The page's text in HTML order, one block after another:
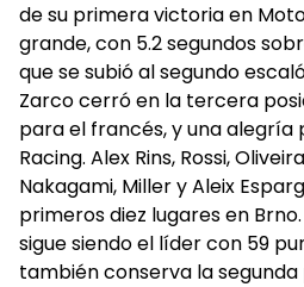
de su primera victoria en
grande, con 5.2 segundos
que se subió al segundo
Zarco cerró en la tercera
para el francés, y una alegría
Racing. Alex Rins, Rossi,
Nakagami, Miller y Aleix
primeros diez lugares en
sigue siendo el líder con 59
también conserva la